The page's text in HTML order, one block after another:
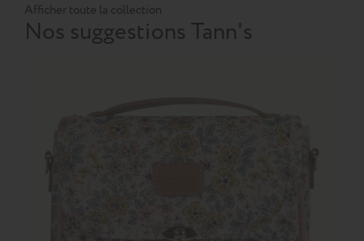
Afficher toute la collection
Nos suggestions Tann's